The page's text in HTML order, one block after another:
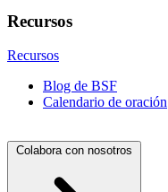
Recursos
Recursos
Blog de BSF
Calendario de oración
Colabora con nosotros